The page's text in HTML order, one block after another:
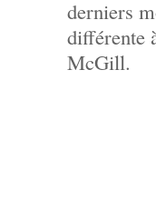
derniers
différente
McGill.